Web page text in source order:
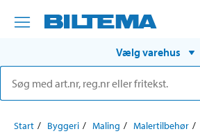
Vælg varehus
Start Byggeri Maling Malertilbehør